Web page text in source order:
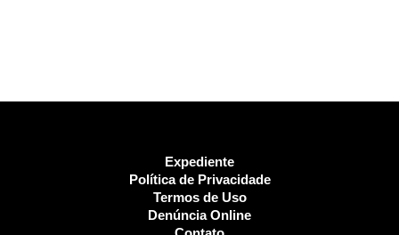
Expediente
Política de Privacidade
Termos de Uso
Denúncia Online